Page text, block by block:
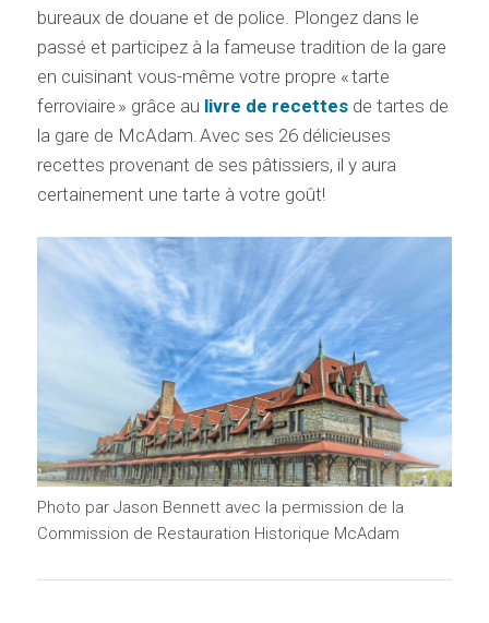
bureaux de douane et de police. Plongez dans le
passé et participez à la fameuse tradition de la gare
en cuisinant vous-même votre propre « tarte
ferroviaire » grâce au livre de recettesde tartes de
la gare de McAdam. Avec ses 26 délicieuses
recettes provenant de ses pâtissiers, il y aura
certainement une tarte à votre goût!
Photo par Jason Bennett avec la permission de la
Commission de Restauration Historique McAdam